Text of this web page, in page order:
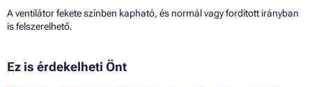
A ventilátor fekete színben kapható, és normál vagy fordított irányban
is felszerelhető.
Ez is érdekelheti Önt